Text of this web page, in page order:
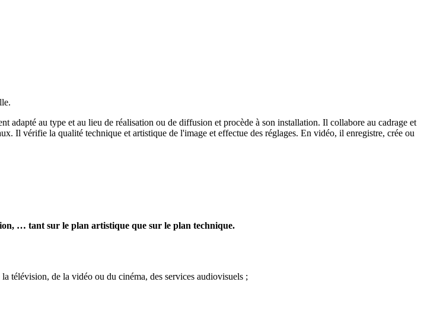
adapté au type et au lieu de réalisation ou de diffusion et procède à son installation. Il collabore au cadrage et
Il vérifie la qualité technique et artistique de l'image et effectue des réglages. En vidéo, il enregistre, crée ou
… tant sur le plan artistique que sur le plan technique.
télévision, de la vidéo ou du cinéma, des services audiovisuels ;